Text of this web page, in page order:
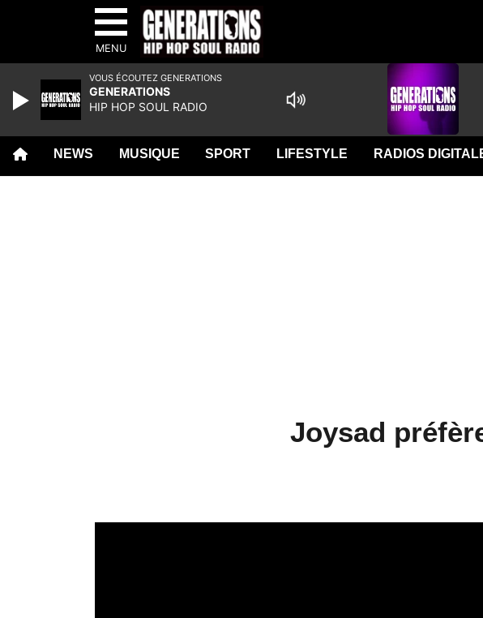
MENU
NEWS MUSIQUE SPORT LIFESTYLE RADIOS
Joysad
VOUS ÉCOUTEZ GENERATIONS
GENERATIONS
HIP HOP SOUL RADIO